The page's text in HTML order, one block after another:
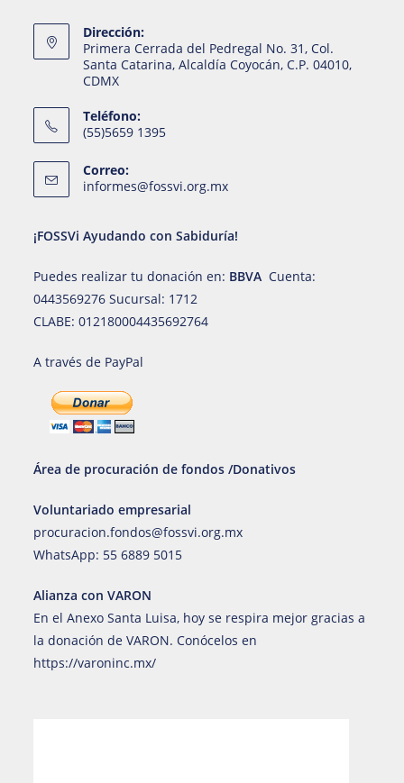
Dirección:
Primera Cerrada del Pedregal No. 31, Col.
Santa Catarina, Alcaldía Coyocán, C.P. 04010,
CDMX
Teléfono:
(55)5659 1395
Correo:
informes@fossvi.org.mx
¡FOSSVi Ayudando con Sabiduría!
Puedes realizar tu donación en: BBVA Cuenta:
0443569276 Sucursal: 1712
CLABE: 012180004435692764
A través de PayPal
Área de procuración de fondos /Donativos
Voluntariado empresarial
procuracion.fondos@fossvi.org.mx
WhatsApp: 55 6889 5015
Alianza con VARON
En el Anexo Santa Luisa, hoy se respira mejor gracias a
la donación de VARON. Conócelos en
https://varoninc.mx/